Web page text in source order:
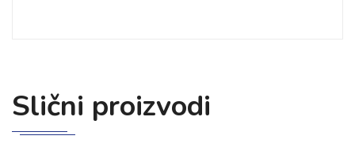
Slični proizvodi